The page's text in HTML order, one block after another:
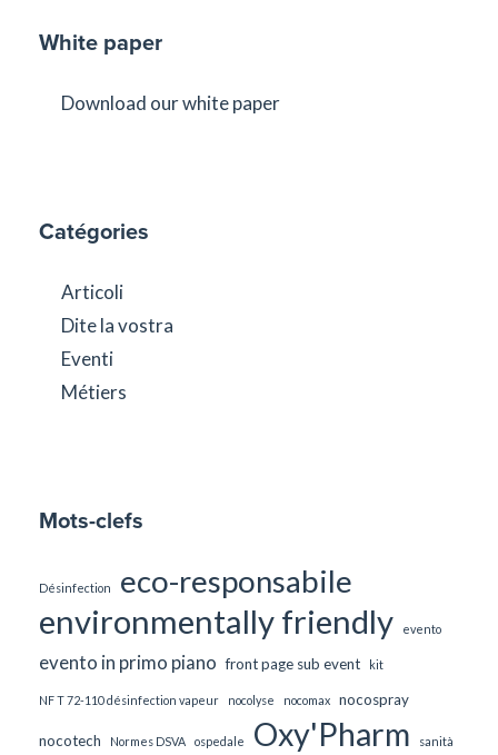
White paper
Download our white paper
Catégories
Articoli
Dite la vostra
Eventi
Métiers
Mots-clefs
Désinfection eco-responsabile
environmentally friendly evento
evento in primo piano front page sub event kit
NF T 72-110 désinfection vapeur nocolyse nocomax nocospray
nocotech Normes DSVA ospedale Oxy'Pharm sanità